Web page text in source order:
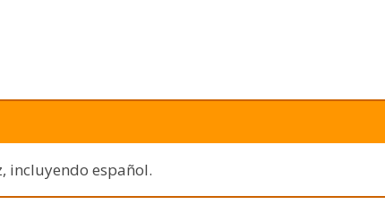
incluyendo español.